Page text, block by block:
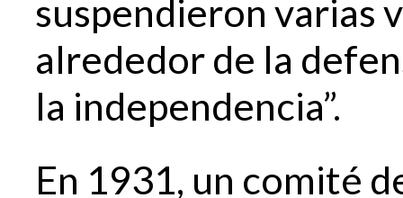
suspendieron varias
alrededor de la
la independencia”.
En 1931, un comité